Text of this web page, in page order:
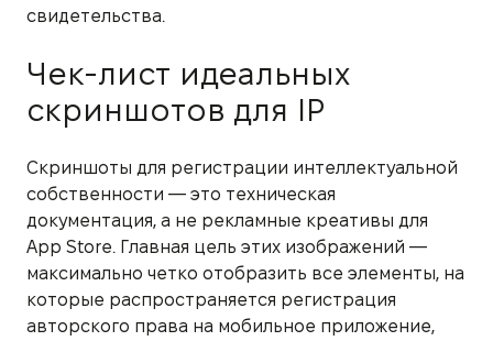
свидетельства.
Чек-лист идеальных
скриншотов для IP
Скриншоты для регистрации интеллектуальной
собственности — это техническая
документация, а не рекламные креативы для
App Store. Главная цель этих изображений —
максимально четко отобразить все элементы, на
которые распространяется регистрация
авторского права на мобильное приложение,